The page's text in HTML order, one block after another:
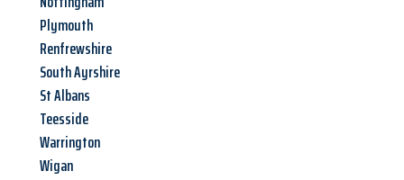
Plymouth
Renfrewshire
South Ayrshire
St Albans
Teesside
Warrington
Wigan